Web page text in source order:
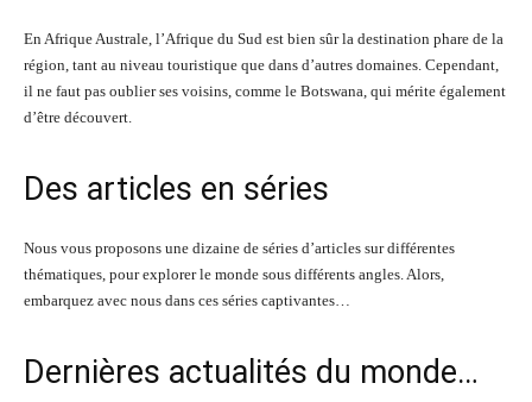
En Afrique Australe, l’Afrique du Sud est bien sûr la destination phare de la
région, tant au niveau touristique que dans d’autres domaines. Cependant,
il ne faut pas oublier ses voisins, comme le Botswana, qui mérite également
d’être découvert.
Des articles en séries
Nous vous proposons une dizaine de séries d’articles sur différentes
thématiques, pour explorer le monde sous différents angles. Alors,
embarquez avec nous dans ces séries captivantes…
Dernières actualités du monde…